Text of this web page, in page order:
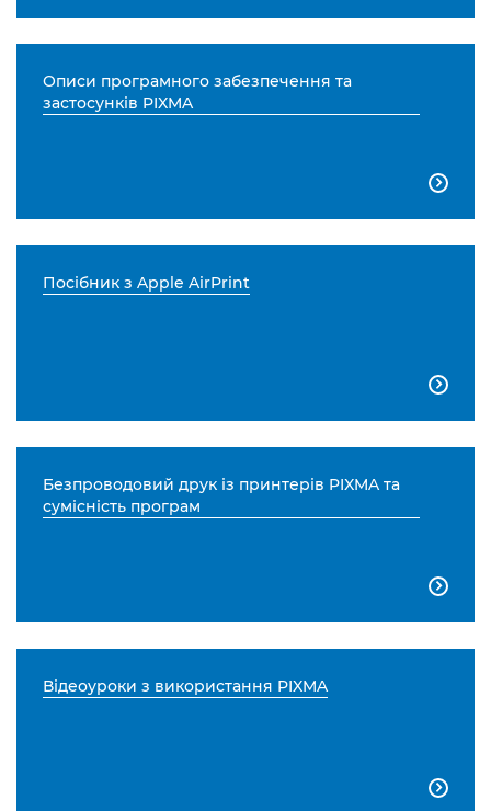
Описи програмного забезпечення та
застосунків PIXMA

Посібник з Apple AirPrint

Безпроводовий друк із принтерів PIXMA та
сумісність програм

Відеоуроки з використання PIXMA
